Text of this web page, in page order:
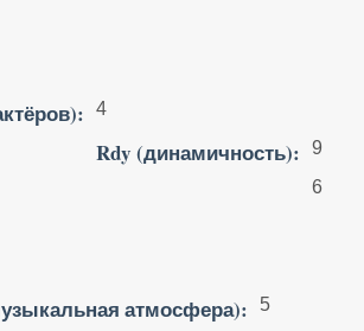
4
Rdy (динамичность): 9
6
атмосфера): 5